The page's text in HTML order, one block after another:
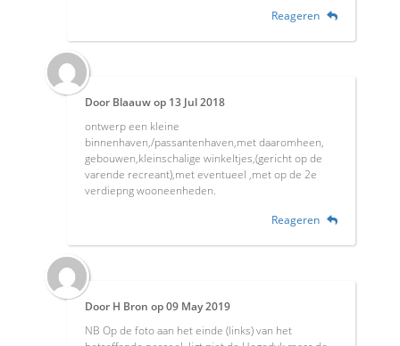
Reageren
Door Blaauwop 13 Jul 2018
ontwerp een kleine
binnenhaven,/passantenhaven,met daaromheen,
gebouwen,kleinschalige winkeltjes,(gericht op de
varende recreant),met eventueel ,met op de 2e
verdiepng wooneenheden.
Reageren
Door H Bron op09 May 2019
NB Op de foto aan het einde (links) van het